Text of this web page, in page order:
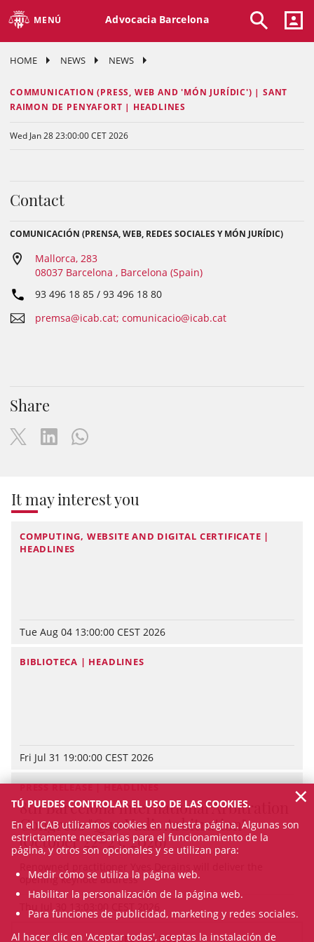
MENÚ Advocacia Barcelona
HOME NEWS NEWS
COMMUNICATION (PRESS, WEB AND 'MÓN JURÍDIC') | SANT
RAIMON DE PENYAFORT | HEADLINES
Wed Jan 28 23:00:00 CET 2026
Contact
COMUNICACIÓN (PRENSA, WEB, REDES SOCIALES Y MÓN JURÍDIC)
Mallorca, 283
08037 Barcelona , Barcelona (Spain)
93 496 18 85 / 93 496 18 80
premsa@icab.cat; comunicacio@icab.cat
Share
It may interest you
COMPUTING, WEBSITE AND DIGITAL CERTIFICATE |
HEADLINES
Tue Aug 04 13:00:00 CEST 2026
BIBLIOTECA | HEADLINES
Fri Jul 31 19:00:00 CEST 2026
PRESS RELEASE | HEADLINES
8th Barcelona International Arbitration
Congress "Quo Vadis Arbitration"
(October 22–23, 2026)
opening keynote address
Thu Jul 30 13:03:00 CEST 2026
SEE ALL NEWS
TÚ PUEDES CONTROLAR EL USO DE LAS COOKIES.
En el ICAB utilizamos cookies en nuestra página. Algunas son
estrictamente necesarias para el funcionamiento de la
página, y otros son opcionales y se utilizan para:
Medir cómo se utiliza la página web.
Habilitar la personalización de la página web.
Para funciones de publicidad, marketing y redes sociales.
Al hacer clic en 'Aceptar todas', aceptas la instalación de
×